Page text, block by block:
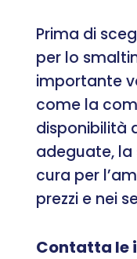
Prima di
per lo
importante
come la
disponibilità
adeguate, la
cura per
prezzi e nei
Contatta le